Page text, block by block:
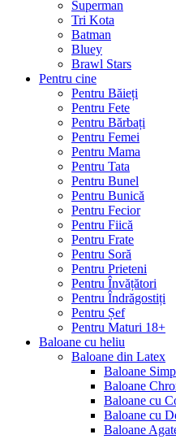
Superman
Tri Kota
Batman
Bluey
Brawl Stars
Pentru cine
Pentru Băieți
Pentru Fete
Pentru Bărbați
Pentru Femei
Pentru Mama
Pentru Tata
Pentru Bunel
Pentru Bunică
Pentru Fecior
Pentru Fiică
Pentru Frate
Pentru Soră
Pentru Prieteni
Pentru Învățători
Pentru Îndrăgostiți
Pentru Șef
Pentru Maturi 18+
Baloane cu heliu
Baloane din Latex
Baloane
Baloane
Baloane cu
Baloane cu
Baloane